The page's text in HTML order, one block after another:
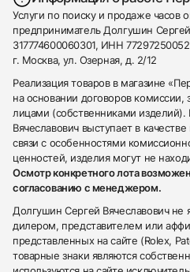
Услуги по поиску и продаже часов
предприниматель Долгушин
317774600060301, ИНН
г. Москва, ул. Озерная, д. 2/12
Реализация товаров в магазине
на основании договоров
лицами (собственниками
Вячеславович выступает в
связи с особенностями
ценностей, изделия могут не
Осмотр конкретного лота
согласованию с менеджером.
Долгушин Сергей Вячеславович не
дилером, представителем или
представленных на сайте (Rolex,
товарные знаки являются